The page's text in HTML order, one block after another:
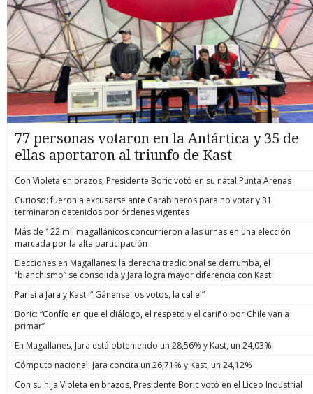
77 personas votaron en la Antártica y 35 de
ellas aportaron al triunfo de Kast
Con Violeta en brazos, Presidente Boric votó en su natal Punta Arenas
Curioso: fueron a excusarse ante Carabineros para no votar y 31
terminaron detenidos por órdenes vigentes
Más de 122 mil magallánicos concurrieron a las urnas en una elección
marcada por la alta participación
Elecciones en Magallanes: la derecha tradicional se derrumba, el
“bianchismo” se consolida y Jara logra mayor diferencia con Kast
Parisi a Jara y Kast: “¡Gánense los votos, la calle!”
Boric: “Confío en que el diálogo, el respeto y el cariño por Chile van a
primar”
En Magallanes, Jara está obteniendo un 28,56% y Kast, un 24,03%
Cómputo nacional: Jara concita un 26,71% y Kast, un 24,12%
Con su hija Violeta en brazos, Presidente Boric votó en el Liceo Industrial